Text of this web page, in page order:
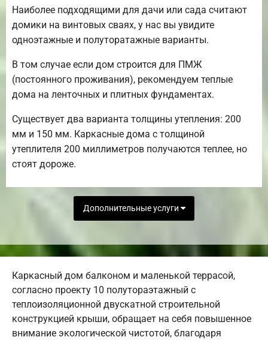
Наиболее подходящими для дачи или сада считают
домики на винтовых сваях, у нас вы увидите
одноэтажные и полуторатажные варианты.
В том случае если дом строится для ПМЖ
(постоянного проживания), рекомендуем теплые
дома на ленточных и плитных фундаментах.
Существует два варианта толщины утепления: 200
мм и 150 мм. Каркасные дома с толщиной
утеплителя 200 миллиметров получаются теплее, но
стоят дороже.
Дополнительные услуги
Каркасный дом балконом и маленькой террасой,
согласно проекту 10 полутораэтажный с
теплоизоляционной двускатной строительной
конструкцией крыши, обращает на себя повышенное
внимание экологической чистотой, благодаря